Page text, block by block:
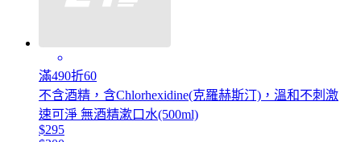
滿490折60
不含酒精，含Chlorhexidine(克羅赫斯汀)，溫和不刺激
速可淨 無酒精漱口水(500ml)
$295